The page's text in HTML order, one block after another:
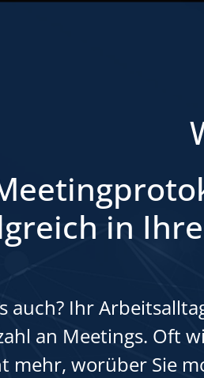
in
auch? Ihr
an Meetings. Oft
mehr, worüber Sie